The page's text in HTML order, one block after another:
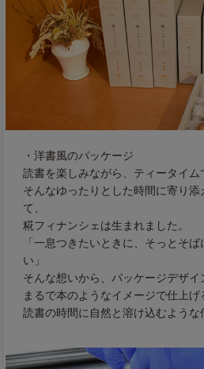
・洋書風のパッケージ
読書を楽しみながら、ティータイム
そんなゆったりとした時間に寄り添
て、
糀フィナンシェは生まれました。
「一息つきたいときに、そっとそ
い」
そんな想いから、パッケージデザイ
まるで本のようなイメージで仕上げ
読書の時間に自然と溶け込むような